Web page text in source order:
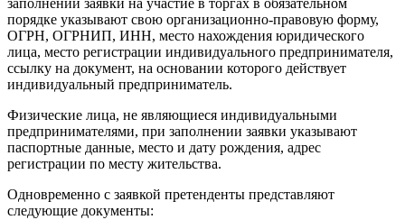
порядке указывают свою организационно-правовую форму,
ОГРН, ОГРНИП, ИНН, место нахождения юридического
лица, место регистрации индивидуального предпринимателя,
ссылку на документ, на основании которого действует
индивидуальный предприниматель.
Физические лица, не являющиеся индивидуальными
предпринимателями, при заполнении заявки указывают
паспортные данные, место и дату рождения, адрес
регистрации по месту жительства.
Одновременно с заявкой претенденты представляют
следующие документы: